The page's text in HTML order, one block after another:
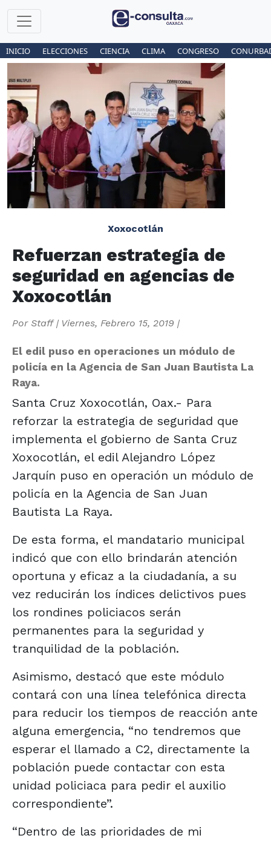
INICIO ELECCIONES CIENCIA CLIMA CONGRESO
Xoxocotlán
Refuerzan estrategia de
seguridad en agencias de
Xoxocotlán
Por Staff| Viernes, Febrero 15, 2019 |
El edil puso en operaciones un módulo de
policía en la Agencia de San Juan Bautista La
Raya.
Santa Cruz Xoxocotlán, Oax.- Para
reforzar la estrategia de seguridad que
implementa el gobierno de Santa Cruz
Xoxocotlán, el edil Alejandro López
Jarquín puso en operación un módulo de
policía en la Agencia de San Juan
Bautista La Raya.
De esta forma, el mandatario municipal
indicó que con ello brindarán atención
oportuna y eficaz a la ciudadanía, a su
vez reducirán los índices delictivos pues
los rondines policiacos serán
permanentes para la seguridad y
tranquilidad de la población.
Asimismo, destacó que este módulo
contará con una línea telefónica directa
para reducir los tiempos de reacción ante
alguna emergencia, “no tendremos que
esperar el llamado a C2, directamente la
población puede contactar con esta
unidad policiaca para pedir el auxilio
correspondiente”.
“Dentro de las prioridades de mi